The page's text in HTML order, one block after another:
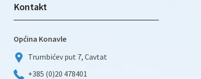
Kontakt
Općina Konavle
Trumbićev put 7, Cavtat
+385 (0)20 478401